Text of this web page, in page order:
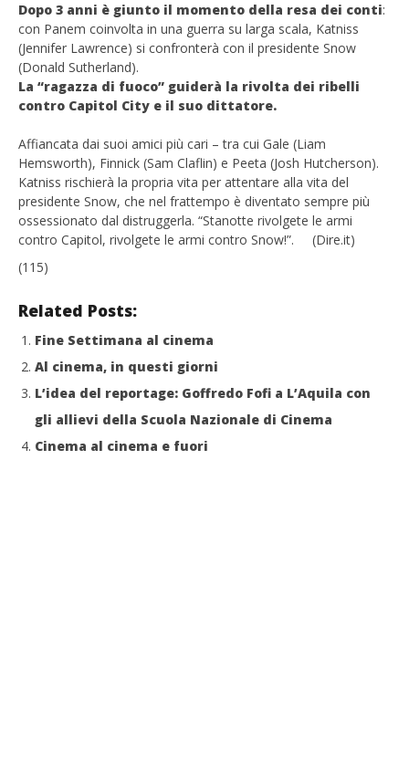
Cinema. Hunger Games: è l’inizio della fine
20/11/2015
letizia
Dopo 3 anni è giunto il momento della resa dei conti:
con Panem coinvolta in una guerra su larga scala, Katniss
(Jennifer Lawrence) si confronterà con il presidente Snow
(Donald Sutherland).
La “ragazza di fuoco” guiderà la rivolta dei ribelli
contro Capitol City e il suo dittatore.
Affiancata dai suoi amici più cari – tra cui Gale (Liam
Hemsworth), Finnick (Sam Claflin) e Peeta (Josh Hutcherson).
Katniss rischierà la propria vita per attentare alla vita del
presidente Snow, che nel frattempo è diventato sempre più
ossessionato dal distruggerla. “Stanotte rivolgete le armi
contro Capitol, rivolgete le armi contro Snow!”. (Dire.it)
(115)
Related Posts:
Fine Settimana al cinema
Al cinema, in questi giorni
L’idea del reportage: Goffredo Fofi a L’Aquila con
gli allievi della Scuola Nazionale di Cinema
Cinema al cinema e fuori